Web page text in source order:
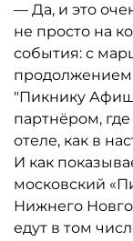
— Да, и это
не просто на
события: с
продолжением
"Пикнику
партнёром,
отеле, как в
И как
московский
Нижнего
едут в том